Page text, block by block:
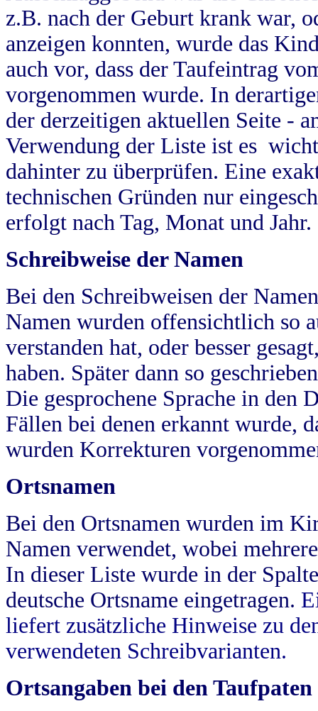
z.B. nach der Geburt krank war,
anzeigen konnten, wurde das
auch vor, dass der Taufeintrag
vorgenommen wurde. In
der derzeitigen aktuellen Seite -
Verwendung der Liste ist es
dahinter zu überprüfen. Eine
technischen Gründen nur
erfolgt nach Tag, Monat und Jahr.
Schreibweise der Namen
Bei den Schreibweisen der
Namen wurden offensichtlich so
verstanden hat, oder besser
haben. Später dann so
Die gesprochene Sprache in
Fällen bei denen erkannt wurde,
wurden Korrekturen
Ortsnamen
Bei den Ortsnamen wurden im
Namen verwendet, wobei
In dieser Liste wurde in der
deutsche Ortsname eingetragen.
liefert zusätzliche Hinweise zu
verwendeten Schreibvarianten.
Ortsangaben bei den Taufpaten